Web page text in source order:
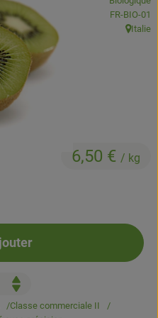
6,50 € / kg
, Autorité
FR-BIO-01
,
Italie
le produit au panier
Classe commerciale II